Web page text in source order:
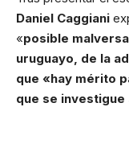
Daniel Caggiani
«posible
uruguayo, de la
que «hay mérito
que se investigue